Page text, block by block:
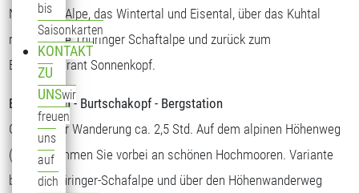
bis
Saisonkarten
KONTAKT
ZU
UNSwir
freuen
uns
auf
dich
Nenzigast-Alpe, das Wintertal und Eisental, über das Kuhtal
rund um die Thüringer Schaftalpe und zurück zum
Bergrestaurant Sonnenkopf.
Bergstation - Burtschakopf - Bergstation
Gehzeit der Wanderung ca. 2,5 Std. Auf dem alpinen Höhenweg
(Steig) kommen Sie vorbei an schönen Hochmooren. Variante
bis zur Thüringer-Schafalpe und über den Höhenwanderweg